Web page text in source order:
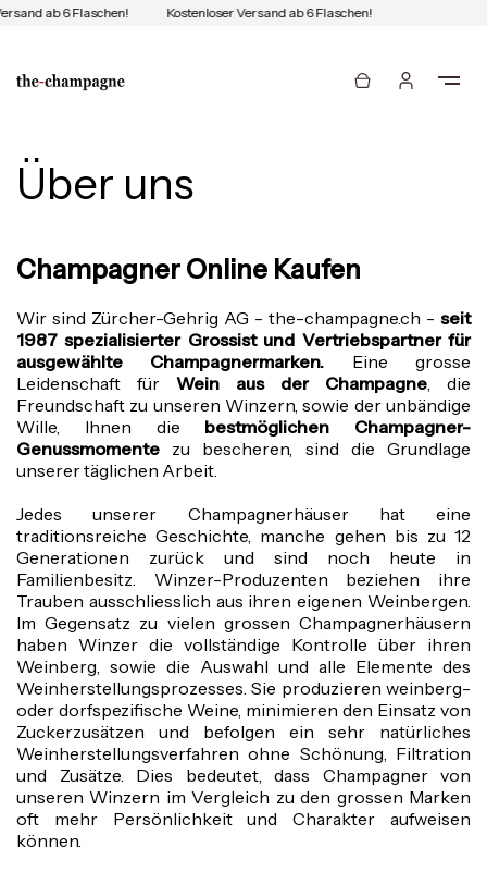
ab 6 Flaschen! Kostenloser Versand ab 6 Flaschen!
Über uns
Champagner Online Kaufen
Wir sind Zürcher-Gehrig AG - the-champagne.ch - seit
1987 spezialisierter Grossist und Vertriebspartner für
ausgewählte Champagnermarken. Eine grosse
Leidenschaft für Wein aus der Champagne, die
Freundschaft zu unseren Winzern, sowie der unbändige
Wille, Ihnen die bestmöglichen Champagner-
Genussmomente zu bescheren, sind die Grundlage
unserer täglichen Arbeit.
Jedes unserer Champagnerhäuser hat eine
traditionsreiche Geschichte, manche gehen bis zu 12
Generationen zurück und sind noch heute in
Familienbesitz. Winzer-Produzenten beziehen ihre
Trauben ausschliesslich aus ihren eigenen Weinbergen.
Im Gegensatz zu vielen grossen Champagnerhäusern
haben Winzer die vollständige Kontrolle über ihren
Weinberg, sowie die Auswahl und alle Elemente des
Weinherstellungsprozesses. Sie produzieren weinberg-
oder dorfspezifische Weine, minimieren den Einsatz von
Zuckerzusätzen und befolgen ein sehr natürliches
Weinherstellungsverfahren ohne Schönung, Filtration
und Zusätze. Dies bedeutet, dass Champagner von
unseren Winzern im Vergleich zu den grossen Marken
oft mehr Persönlichkeit und Charakter aufweisen
können.